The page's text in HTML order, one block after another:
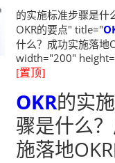
的实施标准步骤是什
OKR的要点" title="
什么？成功实施落地
width="200"
[置顶]
OKR的实
骤是什么
施落地